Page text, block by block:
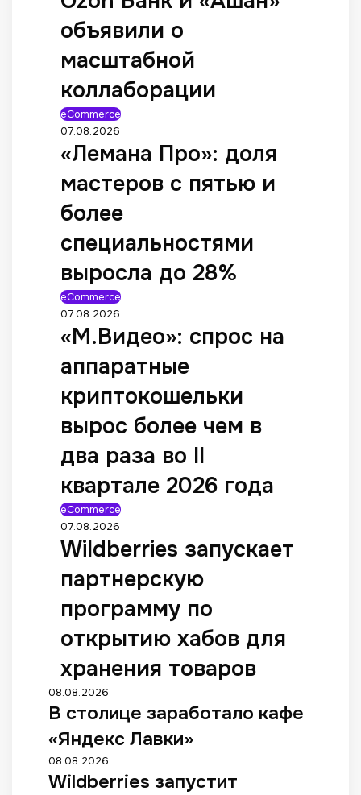
объявили о
масштабной
коллаборации
eCommerce
07.08.2026
«Лемана Про»: доля
мастеров с пятью и
более
специальностями
выросла до 28%
eCommerce
07.08.2026
«М.Видео»: спрос на
аппаратные
криптокошельки
вырос более чем в
два раза во II
квартале 2026 года
eCommerce
07.08.2026
Wildberries запускает
партнерскую
программу по
открытию хабов для
хранения товаров
08.08.2026
В столице заработало кафе
«Яндекс Лавки»
08.08.2026
Wildberries запустит